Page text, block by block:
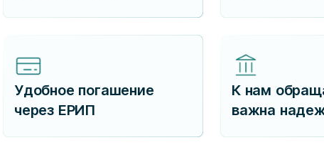
Удобное погашение
через ЕРИП
К нам
важна